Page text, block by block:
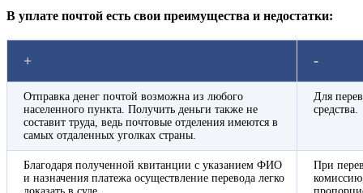
В уплате почтой есть свои преимущества и недостатки:
+ -
Отправка денег почтой возможна из любого
населенного пункта. Получить деньги также не
составит труда, ведь почтовые отделения имеются в
самых отдаленных уголках страны.
Для
средства.
Благодаря полученной квитанции с указанием ФИО
и назначения платежа осуществление перевода легко
При